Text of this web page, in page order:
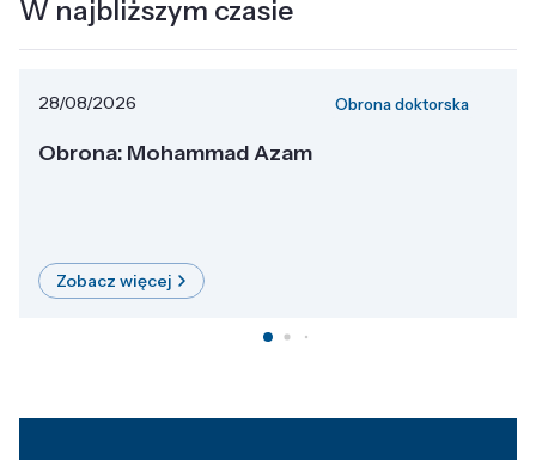
W najbliższym czasie
28/08/2026 Obrona doktorska
Obrona: Mohammad Azam
Zobacz więcej